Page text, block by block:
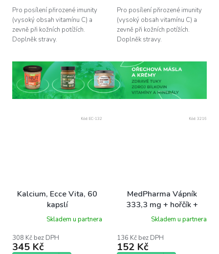
Pro posílení přirozené imunity
(vysoký obsah vitamínu C) a
zevně při kožních potížích.
Doplněk stravy.
Pro posílení přirozené imunity
(vysoký obsah vitamínu C) a
zevně při kožních potížích.
Doplněk stravy.
Kalcium, Ecce Vita, 60
kapslí
Skladem u partnera
308 Kč bez DPH
345 Kč
Kód: EC-132
MedPharma Vápník
333,3 mg + hořčík +
zinek - 107 tablet
Skladem u partnera
136 Kč bez DPH
152 Kč
Kód: 3216